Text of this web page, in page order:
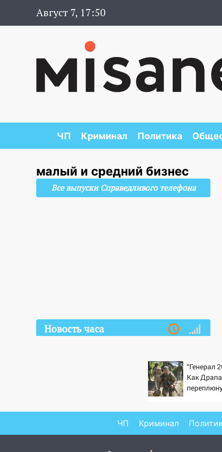
Август 7, 17:50
ЧП Криминал Политика
малый и средний бизнес
Все выпуски Справедливого телефона
Новость часа
Ульяновские аграрии
смогут купить тракторы с
отсрочкой платежа до декабря
управлении состоялось
торжественное мероприятие,
приуроченное к празднованию
“Генерал
Как
ЧП Криминал